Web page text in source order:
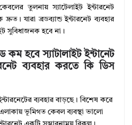
তুলনায় স্যাটেলাইট ইন্টারনেট
যারা ব্রডব্যান্ড ইন্টারনেট ব্যবহার
সুবিধাজনক হবে না।
কম হবে স্যাটালাইট ইন্টানেট
ব্যবহার করতে কি ডিস
ব্যবহার বাড়ছে। বিশেষ করে
ভূমিগত কেবল ব্যবস্থা ভালো